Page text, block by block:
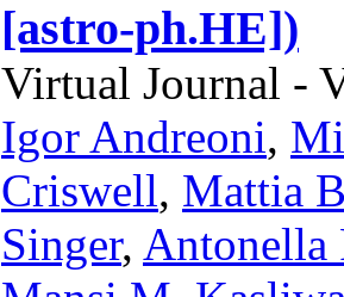
[astro-ph.HE])
Virtual Journal -
Igor Andreoni,
Criswell, Mattia
Singer, Antonella